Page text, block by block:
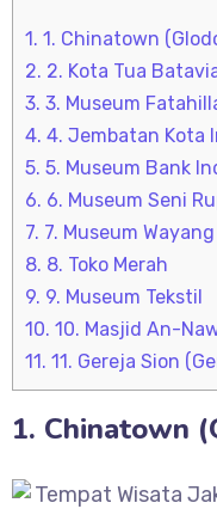
1. 1. Chinatown
2. 2. Kota Tua
3. 3. Museum
4. 4. Jembatan Kota
5. 5. Museum Bank
6. 6. Museum Seni
7. 7. Museum Wayang
8. 8. Toko Merah
9. 9. Museum Tekstil
10. 10. Masjid An-
11. 11. Gereja Sion
1. Chinatown